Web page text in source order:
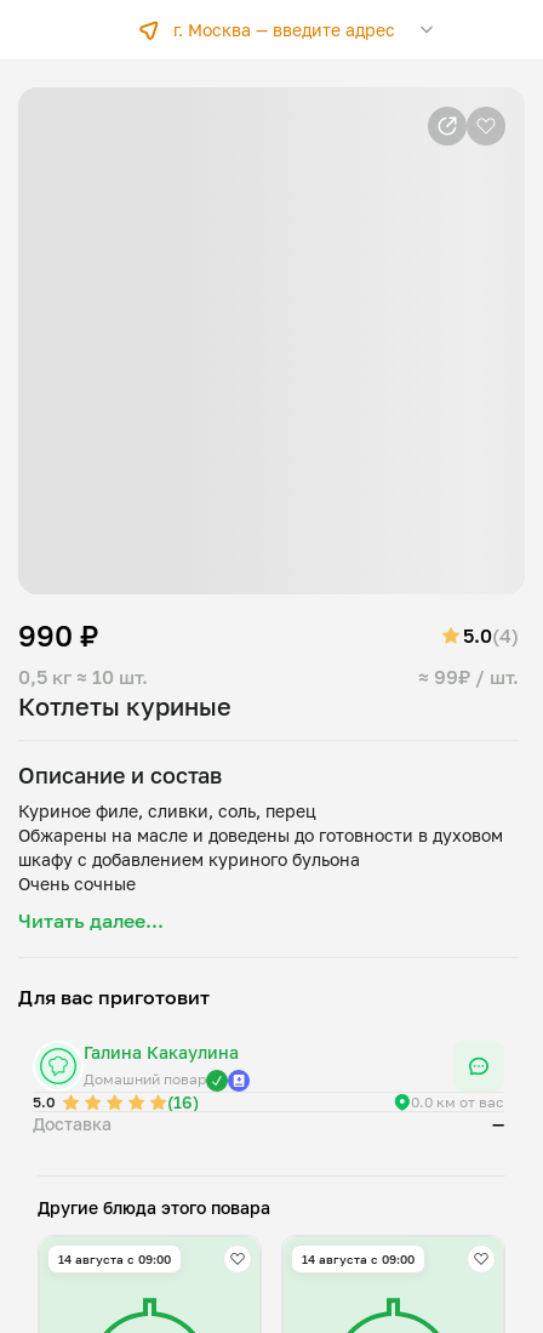
г. Москва —введите адрес
Котлеты куриные
0,5 кг ≈ 10 шт. ≈ 99₽ / шт.
990 ₽ 5.0(4)
Описание и состав
Куриное филе, сливки, соль, перец
Обжарены на масле и доведены до готовности в духовом
шкафу с добавлением куриного бульона
Читать далее...
Для вас приготовит
Галина Какаулина
Домашний повар
5.0
(16) 0.0 км от вас
Доставка —
Другие блюда этого повара
14 августа с 09:00 14 августа с 09:00